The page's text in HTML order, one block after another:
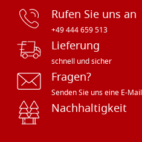
Rufen Sie uns an
+49 444 659 513
Lieferung
schnell und sicher
Fragen?
Senden Sie uns eine E-Mail
Nachhaltigkeit